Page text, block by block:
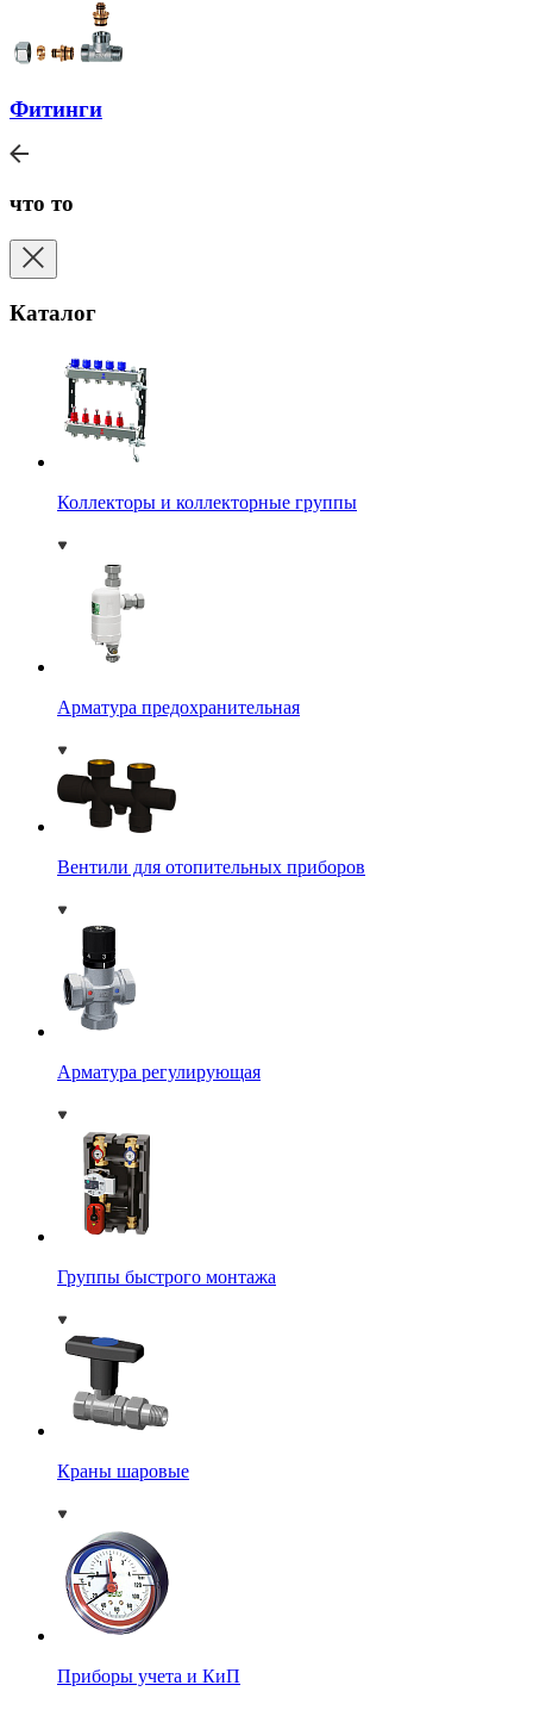
Фитинги
что то
Каталог
Коллекторы и коллекторные группы
Арматура предохранительная
Вентили для отопительных приборов
Арматура регулирующая
Группы быстрого монтажа
Краны шаровые
Приборы учета и КиП